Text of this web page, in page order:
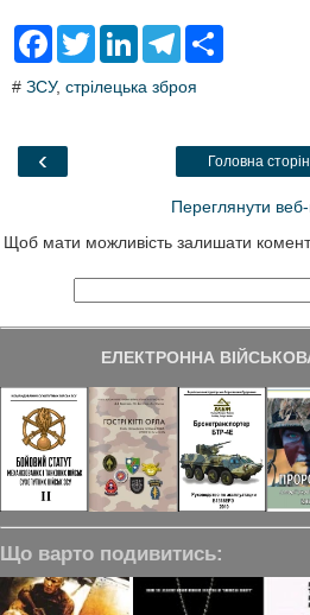
F
e
o
T
t
L
k
T
e
a
# ЗСУ, стрілецька зброя
‹ Головна
Переглянути
Щоб мати можливість залишати
ЕЛЕКТРОННА
Що варто подивитись: